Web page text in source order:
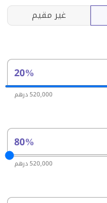
غير مقيم
20%
520,000 درهم
80%
520,000 درهم